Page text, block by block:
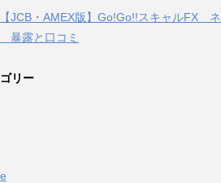
JCB・AMEX版】Go!Go!!スキャルFX ネ
暴露と口コミ
リー